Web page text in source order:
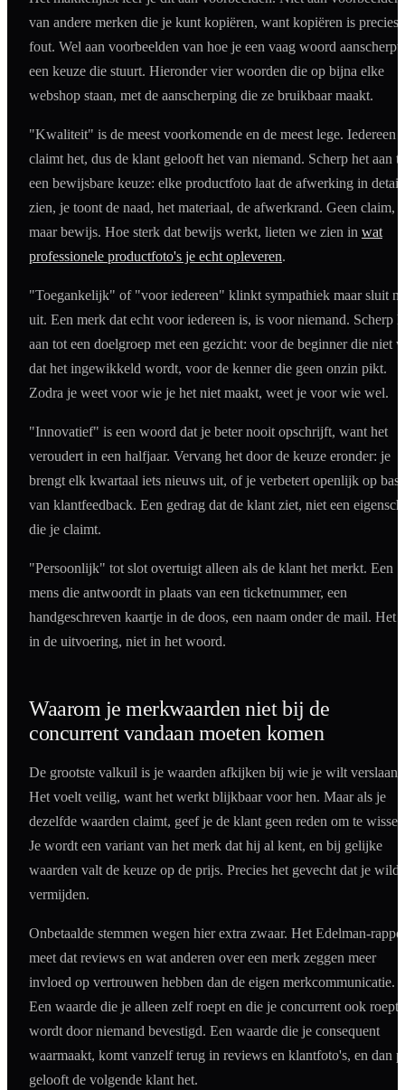
van andere merken die je kunt kopiëren, want kopiëren is precies
fout. Wel aan voorbeelden van hoe je een vaag woord aanscherpt
een keuze die stuurt. Hieronder vier woorden die op bijna elke
webshop staan, met de aanscherping die ze bruikbaar maakt.
"Kwaliteit" is de meest voorkomende en de meest lege. Iedereen
claimt het, dus de klant gelooft het van niemand. Scherp het aan
een bewijsbare keuze: elke productfoto laat de afwerking in detail
zien, je toont de naad, het materiaal, de afwerkrand. Geen claim,
maar bewijs. Hoe sterk dat bewijs werkt, lieten we zien in wat
professionele productfoto's je echt opleveren.
"Toegankelijk" of "voor iedereen" klinkt sympathiek maar sluit
uit. Een merk dat echt voor iedereen is, is voor niemand. Scherp
aan tot een doelgroep met een gezicht: voor de beginner die niet
dat het ingewikkeld wordt, voor de kenner die geen onzin pikt.
Zodra je weet voor wie je het niet maakt, weet je voor wie wel.
"Innovatief" is een woord dat je beter nooit opschrijft, want het
veroudert in een halfjaar. Vervang het door de keuze eronder: je
brengt elk kwartaal iets nieuws uit, of je verbetert openlijk op
van klantfeedback. Een gedrag dat de klant ziet, niet een
die je claimt.
"Persoonlijk" tot slot overtuigt alleen als de klant het merkt. Een
mens die antwoordt in plaats van een ticketnummer, een
handgeschreven kaartje in de doos, een naam onder de mail. Het
in de uitvoering, niet in het woord.
Waarom je merkwaarden niet bij de
concurrent vandaan moeten komen
De grootste valkuil is je waarden afkijken bij wie je wilt verslaan.
Het voelt veilig, want het werkt blijkbaar voor hen. Maar als je
dezelfde waarden claimt, geef je de klant geen reden om te
Je wordt een variant van het merk dat hij al kent, en bij gelijke
waarden valt de keuze op de prijs. Precies het gevecht dat je wilde
vermijden.
Onbetaalde stemmen wegen hier extra zwaar. Het Edelman-
meet dat reviews en wat anderen over een merk zeggen meer
invloed op vertrouwen hebben dan de eigen merkcommunicatie.
Een waarde die je alleen zelf roept en die je concurrent ook roept,
wordt door niemand bevestigd. Een waarde die je consequent
waarmaakt, komt vanzelf terug in reviews en klantfoto's, en dan
gelooft de volgende klant het.